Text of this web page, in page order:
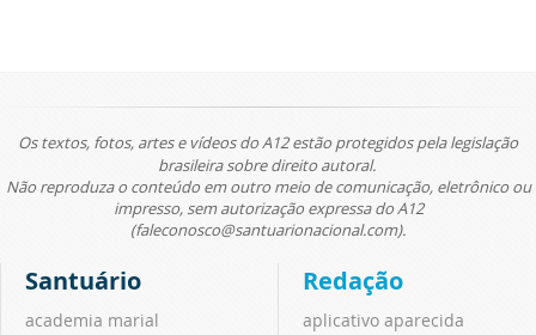
Os textos, fotos, artes e vídeos do A12 estão protegidos pela legislação
brasileira sobre direito autoral.
Não reproduza o conteúdo em outro meio de comunicação, eletrônico ou
impresso, sem autorização expressa do A12
(faleconosco@santuarionacional.com).
Santuário
academia marial
Redação
aplicativo aparecida